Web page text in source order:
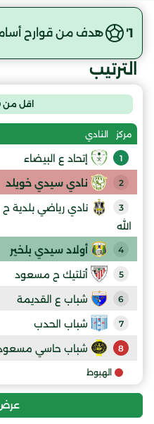
1' هدف من قوارح
الترتيب
اقل من 20 سنة-ب
مركز النادي
1 إتحاد ع البيضاء
2 نادي سيدي خويلد
3
نادي رياضي بلدية
الله
4 أولاد سيدي بلخير
5 أتلتيك ح مسعود
6 شباب ع القديمة
7 شباب الحدب
8 شباب حاسي
الهبوط